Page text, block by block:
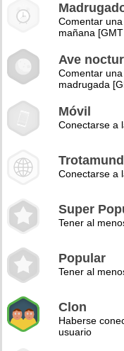
Comentar
mañana
Ave
Comentar
madrugada
Móvil
Conectarse a
Conectarse a
Super
Tener al
Popular
Tener al
Clon
Haberse
usuario